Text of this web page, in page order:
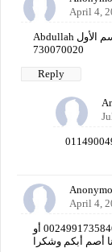
April 4,
Abdullah الاسم الأولAlhaidari اسم العائلة. رقم البلد الدولي 967 |
730070020
Reply
April 4,
محمد الغالي حامد ابراهيم حامد. رقم هاتف 00249917358468 أو